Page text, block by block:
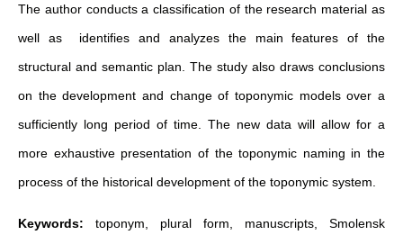
The author conducts a classification of the research material as
well as identifies and analyzes the main features of the
structural and semantic plan. The study also draws conclusions
on the development and change of toponymic models over a
sufficiently long period of time. The new data will allow for a
more exhaustive presentation of the toponymic naming in the
process of the historical development of the toponymic system.
Keywords: toponym, plural form, manuscripts, Smolensk